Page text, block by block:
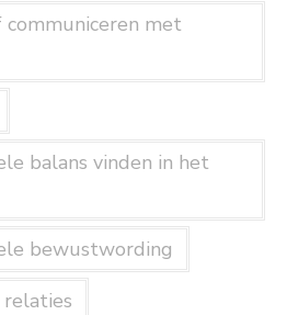
met
balans vinden in het
bewustwording